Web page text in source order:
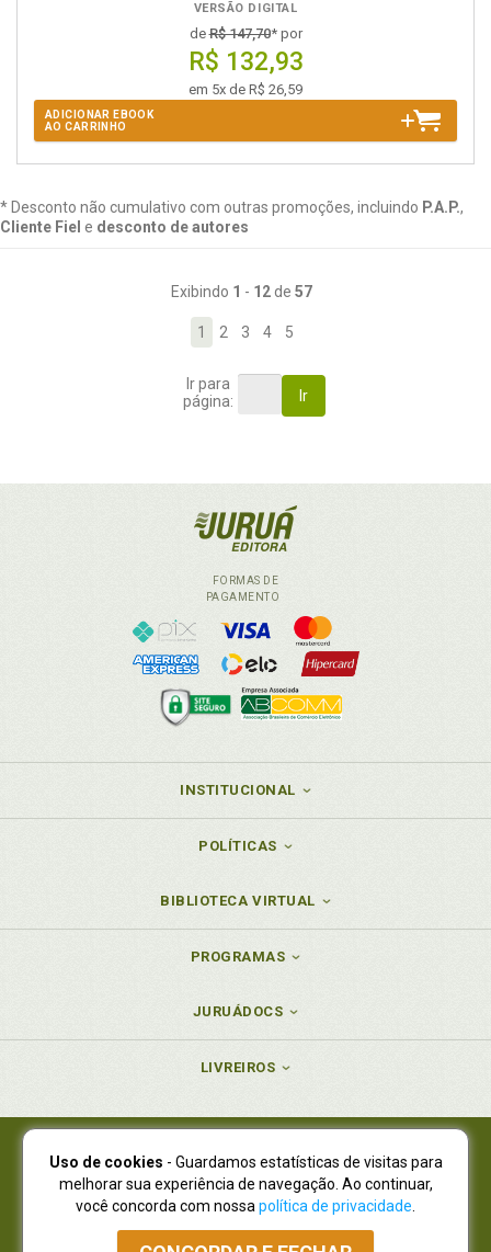
VERSÃO DIGITAL
deR$ 147,70* por
R$ 132,93
em 5x de R$ 26,59
ADICIONAR EBOOK
AO CARRINHO
* Desconto não cumulativo com outras promoções, incluindo P.A.P.,
Cliente Fiel e desconto de autores
Exibindo 1 - 12de 57
1 2 3 4 5
Ir para
página:
Ir
FORMAS DE
PAGAMENTO
INSTITUCIONAL
POLÍTICAS
BIBLIOTECA VIRTUAL
PROGRAMAS
JURUÁDOCS
LIVREIROS
Juruá Editora Ltda., CNPJ 77.535.508/0001-19
Juruá Informática Ltda., CNPJ 01.701.561/0001-80
NOVO ENDEREÇO:R. Flávio Dallegrave, 7665, São Lourenço |
Curitiba - Paraná - CEP 82210-310
Uso de cookies - Guardamos estatísticas de visitas para
melhorar sua experiência de navegação. Ao continuar,
você concorda com nossa política de privacidade